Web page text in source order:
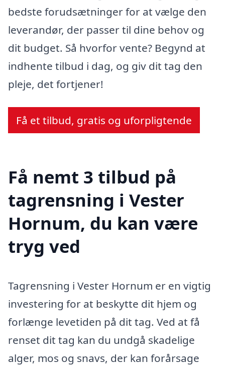
bedste forudsætninger for at vælge den
leverandør, der passer til dine behov og
dit budget. Så hvorfor vente? Begynd at
indhente tilbud i dag, og giv dit tag den
pleje, det fortjener!
Få et tilbud, gratis og uforpligtende
Få nemt 3 tilbud på
tagrensning i Vester
Hornum, du kan være
tryg ved
Tagrensning i Vester Hornum er en vigtig
investering for at beskytte dit hjem og
forlænge levetiden på dit tag. Ved at få
renset dit tag kan du undgå skadelige
alger, mos og snavs, der kan forårsage